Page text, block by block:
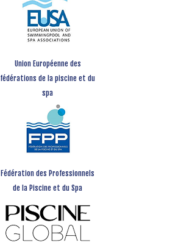
Union Européenne des
fédérations de la piscine et du
spa
Fédération des Professionnels
de la Piscine et du Spa